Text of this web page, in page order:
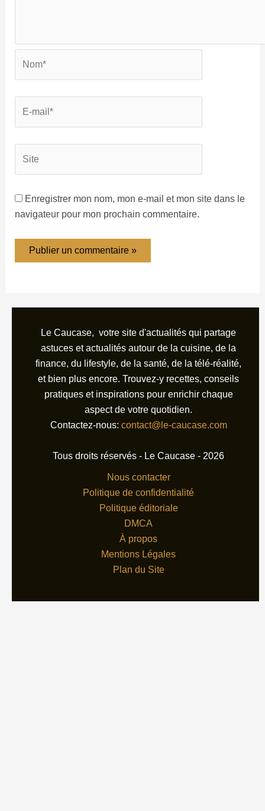
Enregistrer mon nom, mon e-mail et mon site dans le
navigateur pour mon prochain commentaire.
Le Caucase, votre site d'actualités qui partage
astuces et actualités autour de la cuisine, de la
finance, du lifestyle, de la santé, de la télé-réalité,
et bien plus encore. Trouvez-y recettes, conseils
pratiques et inspirations pour enrichir chaque
aspect de votre quotidien.
Contactez-nous: contact@le-caucase.com
Tous droits réservés - Le Caucase - 2026
Nous contacter
Politique de confidentialité
Politique éditoriale
DMCA
À propos
Mentions Légales
Plan du Site